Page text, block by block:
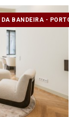
DA BANDEIRA -